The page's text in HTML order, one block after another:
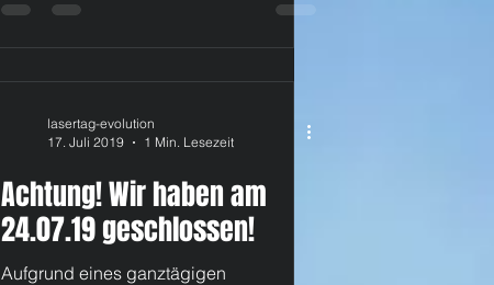
lasertag-evolution
17. Juli 2019
1 Min. Lesezeit
Achtung! Wir haben am
24.07.19 geschlossen!
Aufgrund eines ganztägigen